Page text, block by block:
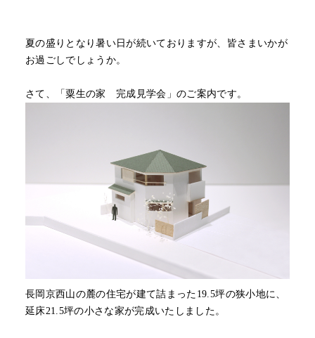
夏の盛りとなり暑い日が続いておりますが、皆さまいかが
お過ごしでしょうか。
さて、「粟生の家 完成見学会」のご案内です。
長岡京西山の麓の住宅が建て詰まった19.5坪の狭小地に、
延床21.5坪の小さな家が完成いたしました。